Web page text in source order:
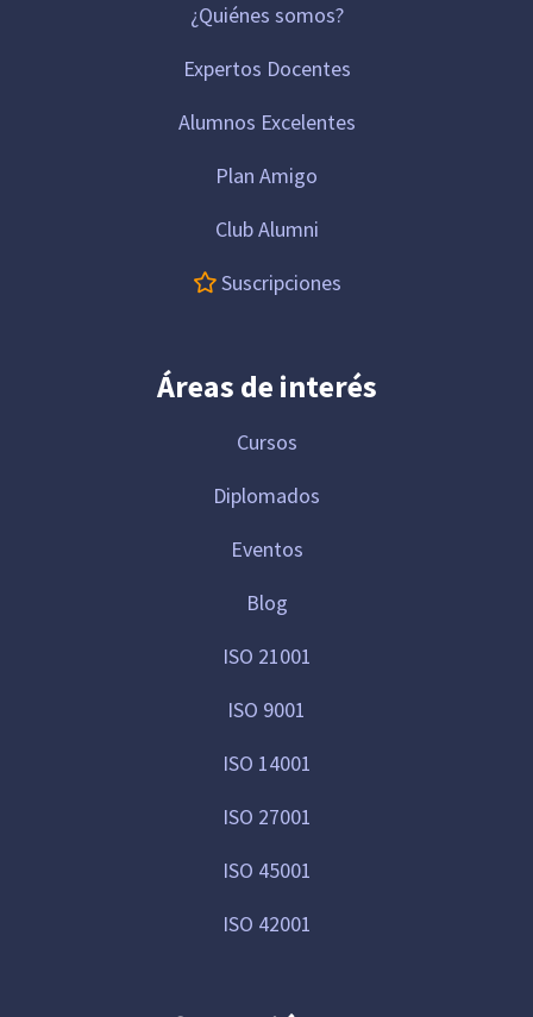
¿Quiénes somos?
Expertos Docentes
Alumnos Excelentes
Plan Amigo
Club Alumni
Suscripciones
Áreas de interés
Cursos
Diplomados
Eventos
Blog
ISO 21001
ISO 9001
ISO 14001
ISO 27001
ISO 45001
ISO 42001